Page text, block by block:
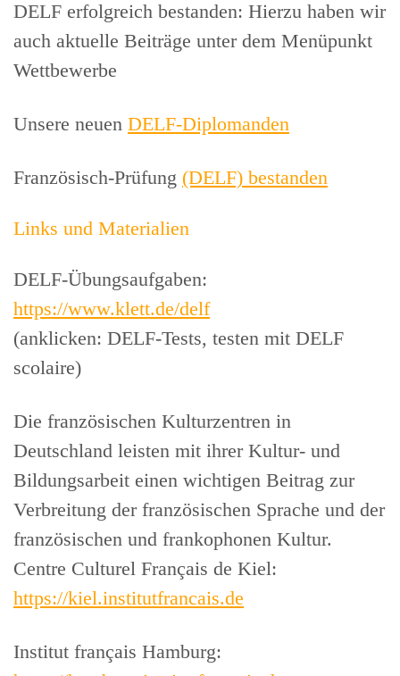
DELF erfolgreich bestanden: Hierzu haben wir
auch aktuelle Beiträge unter dem Menüpunkt
Wettbewerbe
Unsere neuen DELF-Diplomanden
Französisch-Prüfung (DELF) bestanden
Links und Materialien
DELF-Übungsaufgaben:
https://www.klett.de/delf
(anklicken: DELF-Tests, testen mit DELF
scolaire)
Die französischen Kulturzentren in
Deutschland leisten mit ihrer Kultur- und
Bildungsarbeit einen wichtigen Beitrag zur
Verbreitung der französischen Sprache und der
französischen und frankophonen Kultur.
Centre Culturel Français de Kiel:
https://kiel.institutfrancais.de
Institut français Hamburg: